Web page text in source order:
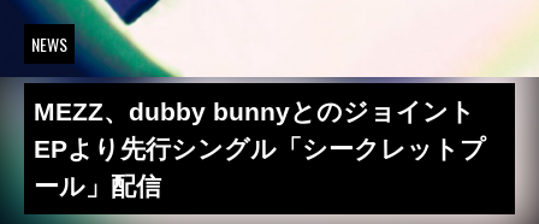
NEWS
MEZZ、dubby bunnyとのジョイント
EPより先行シングル「シークレットプ
ール」配信